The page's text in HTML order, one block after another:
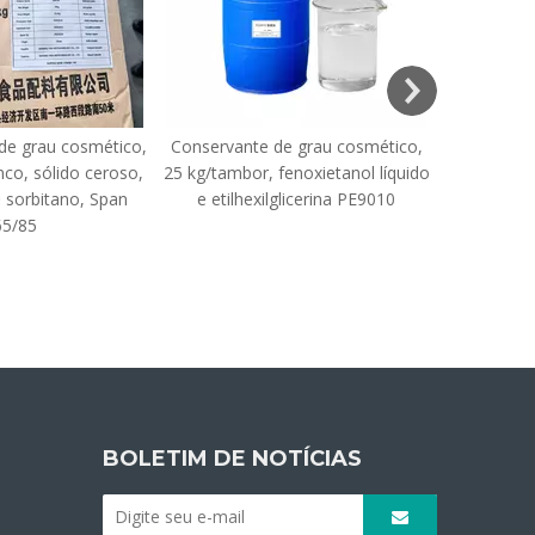
grau cosmético,
sólido ceroso,
Span
85
Conservante de grau cosmético,
25 kg/tambor, fenoxietanol líquido
e etilhexilglicerina PE9010
BOLETIM DE NOTÍCIAS